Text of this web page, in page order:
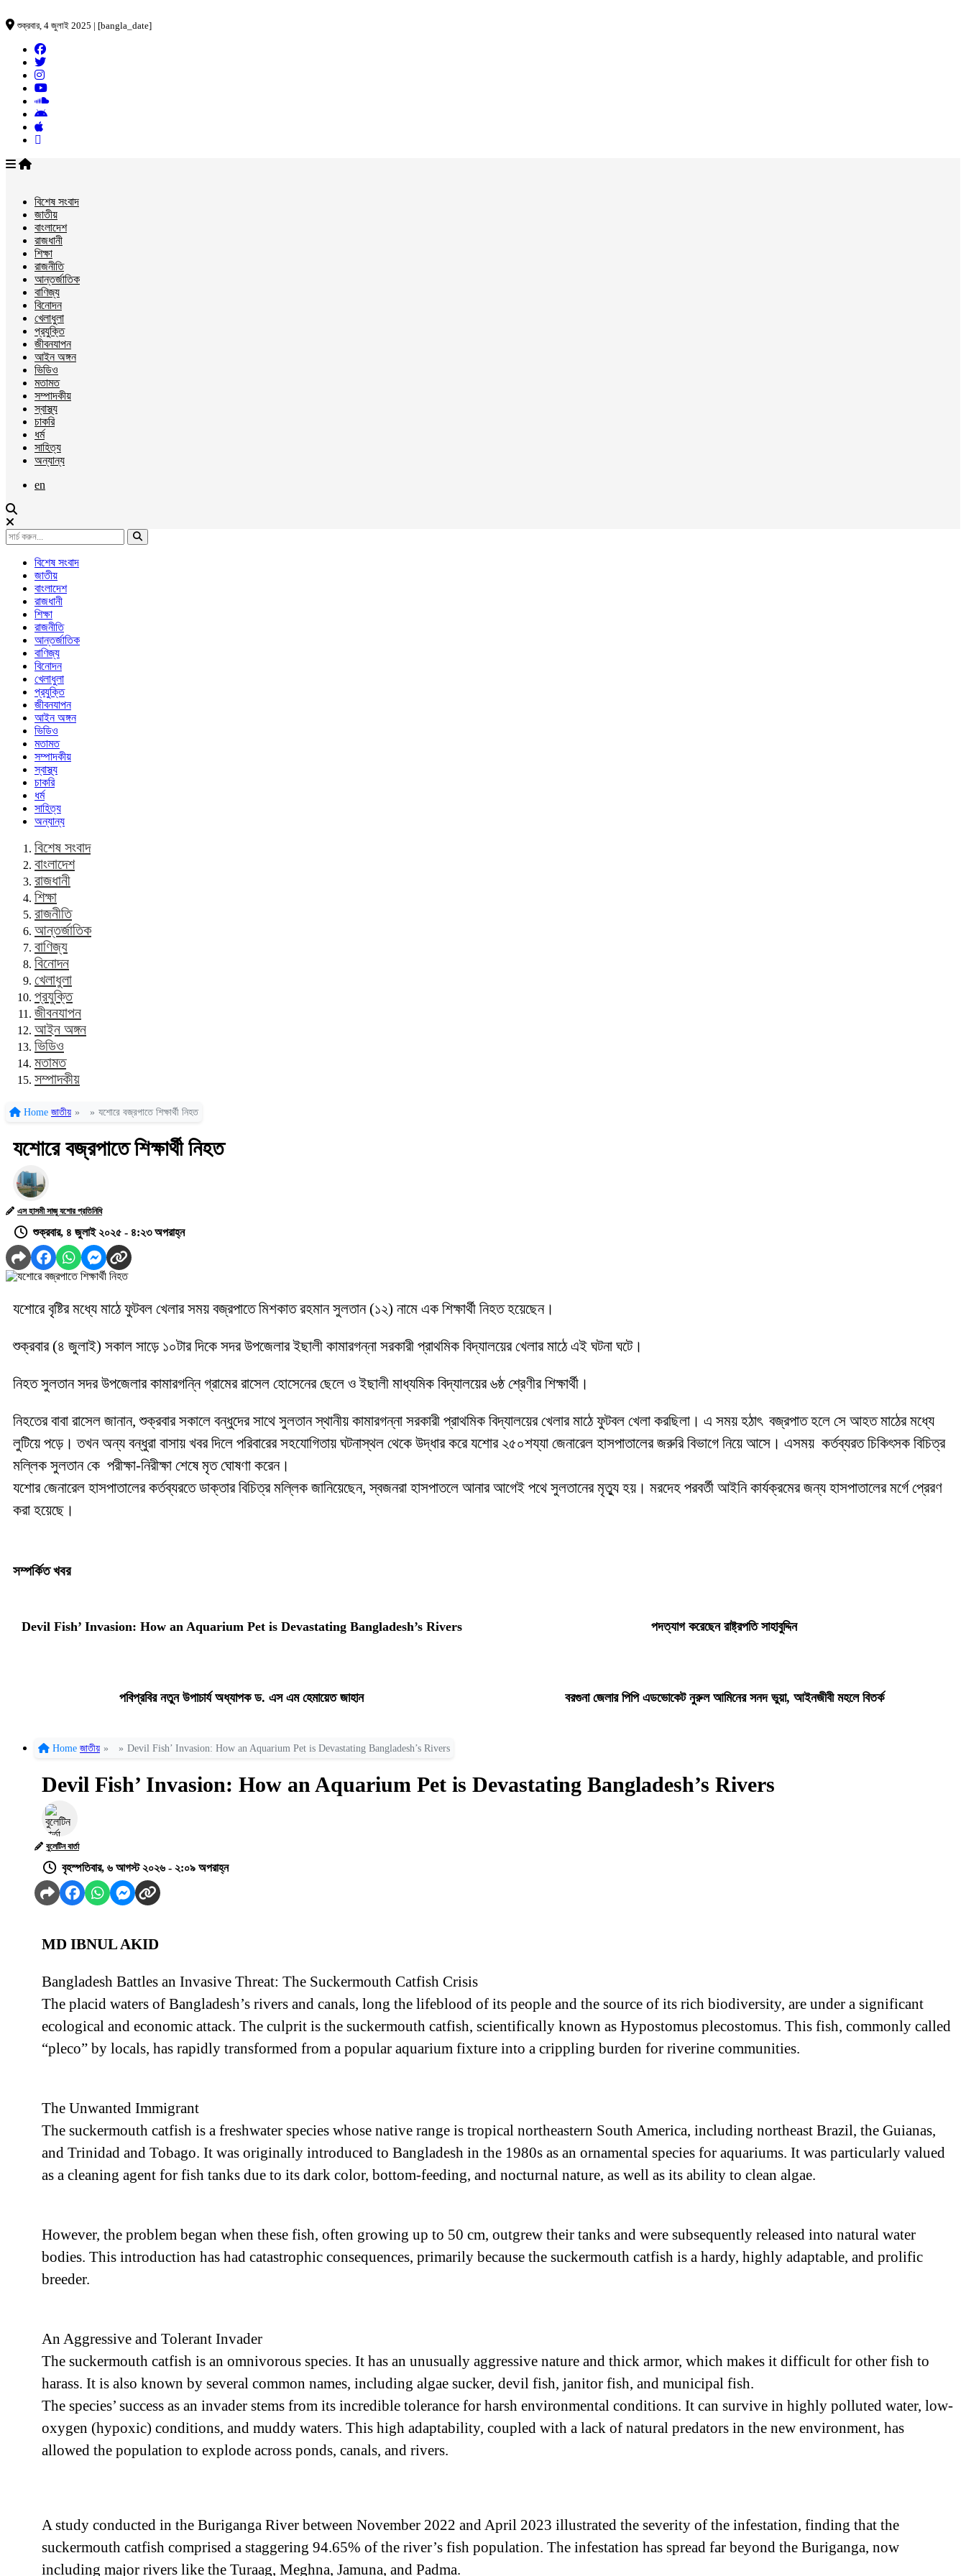
শুক্রবার, 4 জুলাই 2025 | [bangla_date]
বিশেষ সংবাদ
জাতীয়
বাংলাদেশ
রাজধানী
শিক্ষা
রাজনীতি
আন্তর্জাতিক
বাণিজ্য
বিনোদন
খেলাধুলা
প্রযুক্তি
জীবনযাপন
আইন অঙ্গন
ভিডিও
মতামত
সম্পাদকীয়
স্বাস্থ্য
চাকরি
ধর্ম
সাহিত্য
অন্যান্য
en
বিশেষ সংবাদ
জাতীয়
বাংলাদেশ
রাজধানী
শিক্ষা
রাজনীতি
আন্তর্জাতিক
বাণিজ্য
বিনোদন
খেলাধুলা
প্রযুক্তি
জীবনযাপন
আইন অঙ্গন
ভিডিও
মতামত
সম্পাদকীয়
স্বাস্থ্য
চাকরি
ধর্ম
সাহিত্য
অন্যান্য
বিশেষ সংবাদ
বাংলাদেশ
রাজধানী
শিক্ষা
রাজনীতি
আন্তর্জাতিক
বাণিজ্য
বিনোদন
খেলাধুলা
প্রযুক্তি
জীবনযাপন
আইন অঙ্গন
ভিডিও
মতামত
সম্পাদকীয়
Home জাতীয় » » যশোরে বজ্রপাতে শিক্ষার্থী নিহত
যশোরে বজ্রপাতে শিক্ষার্থী নিহত
এস হাসমী সাজু যশোর প্রতিনিধি
শুক্রবার, ৪ জুলাই ২০২৫ - ৪:২৩ অপরাহ্ন
যশোরে বৃষ্টির মধ্যে মাঠে ফুটবল খেলার সময় বজ্রপাতে মিশকাত রহমান সুলতান (১২) নামে এক শিক্ষার্থী নিহত হয়েছেন।
শুক্রবার (৪ জুলাই) সকাল সাড়ে ১০টার দিকে সদর উপজেলার ইছালী কামারগন্না সরকারী প্রাথমিক বিদ্যালয়ের খেলার মাঠে এই ঘটনা ঘটে।
নিহত সুলতান সদর উপজেলার কামারগন্নি গ্রামের রাসেল হোসেনের ছেলে ও ইছালী মাধ্যমিক বিদ্যালয়ের ৬ষ্ঠ শ্রেণীর শিক্ষার্থী।
নিহতের বাবা রাসেল জানান, শুক্রবার সকালে বন্ধুদের সাথে সুলতান স্থানীয় কামারগন্না সরকারী প্রাথমিক বিদ্যালয়ের খেলার মাঠে ফুটবল খেলা করছিলা। এ সময় হঠাৎ বজ্রপাত হলে সে আহত মাঠের মধ্যে
লুটিয়ে পড়ে। তখন অন্য বন্ধুরা বাসায় খবর দিলে পরিবারের সহযোগিতায় ঘটনাস্থল থেকে উদ্ধার করে যশোর ২৫০শয্যা জেনারেল হাসপাতালের জরুরি বিভাগে নিয়ে আসে। এসময় কর্তব্যরত চিকিৎসক বিচিত্র
মল্লিক সুলতান কে পরীক্ষা-নিরীক্ষা শেষে মৃত ঘোষণা করেন।
যশোর জেনারেল হাসপাতালের কর্তব্যরতে ডাক্তার বিচিত্র মল্লিক জানিয়েছেন, স্বজনরা হাসপাতলে আনার আগেই পথে সুলতানের মৃত্যু হয়। মরদেহ পরবর্তী আইনি কার্যক্রমের জন্য হাসপাতালের মর্গে প্রেরণ
করা হয়েছে।
সম্পর্কিত খবর
Devil Fish’ Invasion: How an Aquarium Pet is Devastating Bangladesh’s Rivers পদত্যাগ করেছেন রাষ্ট্রপতি সাহাবুদ্দিন
পবিপ্রবির নতুন উপাচার্য অধ্যাপক ড. এস এম হেমায়েত জাহান বরগুনা জেলার পিপি এডভোকেট নুরুল আমিনের সনদ ভুয়া, আইনজীবী মহলে বিতর্ক
Home জাতীয় » » Devil Fish’ Invasion: How an Aquarium Pet is Devastating Bangladesh’s Rivers
Devil Fish’ Invasion: How an Aquarium Pet is Devastating Bangladesh’s Rivers
বুলেটিন বার্তা
বৃহস্পতিবার, ৬ আগস্ট ২০২৬ - ২:০৯ অপরাহ্ন
MD IBNUL AKID
Bangladesh Battles an Invasive Threat: The Suckermouth Catfish Crisis
The placid waters of Bangladesh’s rivers and canals, long the lifeblood of its people and the source of its rich biodiversity, are under a significant
ecological and economic attack. The culprit is the suckermouth catfish, scientifically known as Hypostomus plecostomus. This fish, commonly called
“pleco” by locals, has rapidly transformed from a popular aquarium fixture into a crippling burden for riverine communities.
The Unwanted Immigrant
The suckermouth catfish is a freshwater species whose native range is tropical northeastern South America, including northeast Brazil, the Guianas,
and Trinidad and Tobago. It was originally introduced to Bangladesh in the 1980s as an ornamental species for aquariums. It was particularly valued
as a cleaning agent for fish tanks due to its dark color, bottom-feeding, and nocturnal nature, as well as its ability to clean algae.
However, the problem began when these fish, often growing up to 50 cm, outgrew their tanks and were subsequently released into natural water
bodies. This introduction has had catastrophic consequences, primarily because the suckermouth catfish is a hardy, highly adaptable, and prolific
breeder.
An Aggressive and Tolerant Invader
The suckermouth catfish is an omnivorous species. It has an unusually aggressive nature and thick armor, which makes it difficult for other fish to
harass. It is also known by several common names, including algae sucker, devil fish, janitor fish, and municipal fish.
The species’ success as an invader stems from its incredible tolerance for harsh environmental conditions. It can survive in highly polluted water, low-
oxygen (hypoxic) conditions, and muddy waters. This high adaptability, coupled with a lack of natural predators in the new environment, has
allowed the population to explode across ponds, canals, and rivers.
A study conducted in the Buriganga River between November 2022 and April 2023 illustrated the severity of the infestation, finding that the
suckermouth catfish comprised a staggering 94.65% of the river’s fish population. The infestation has spread far beyond the Buriganga, now
including major rivers like the Turaag, Meghna, Jamuna, and Padma.